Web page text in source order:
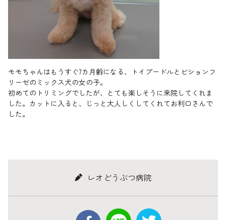
モモちゃんはもうすぐ7カ月齢になる、トイプードルとビションフ
リーゼのミックス犬の女の子。
初めてのトリミングでしたが、とても楽しそうに来院してくれま
した。カットに入ると、じっと大人しくしてくれてお利口さんで
した。
レオどうぶつ病院